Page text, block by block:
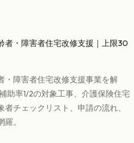
者・障害者住宅改修支援｜上限30
・障害者住宅改修支援事業を解
助率1/2の対象工事、介護保険住宅
チェックリスト、申請の流れ、
。